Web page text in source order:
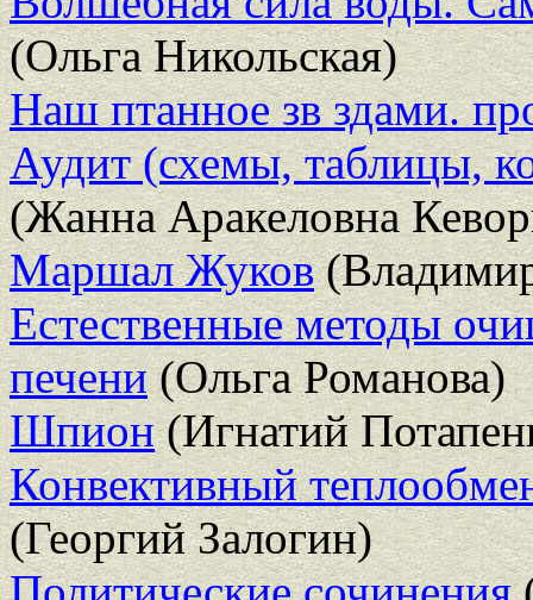
(Ольга Никольская)
Наш птанное зв здами.
Аудит (схемы, таблицы,
(Жанна Аракеловна
Маршал Жуков
Естественные методы
печени(Ольга Романова)
Шпион(Игнатий
Конвективный
(Георгий Залогин)